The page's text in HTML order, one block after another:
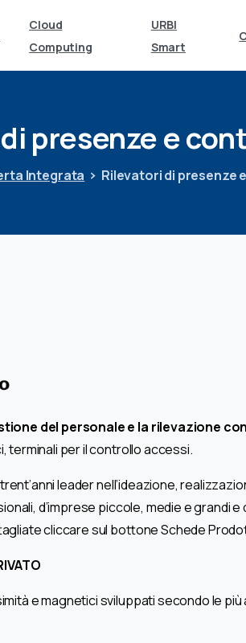
Cloud
Computing
URBI
Smart
di presenzee
Integrata Rilevatori di presenze
del personale e la rilevazione
terminali per il controllo accessi.
leader nell’ideazione,
d’imprese piccole, medie e grandi
cliccare sul bottone Schede
e magnetici sviluppati secondo le